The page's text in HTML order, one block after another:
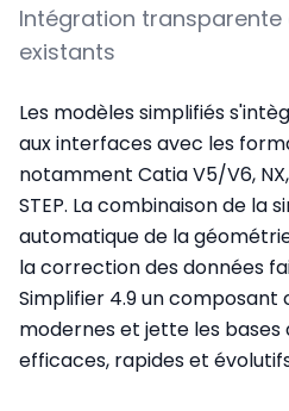
Intégration transparente
existants
Les modèles simplifiés
aux interfaces avec les
notamment Catia V5/V6,
STEP. La combinaison de la
automatique de la
la correction des données
Simplifier 4.9 un composant
modernes et jette les bases
efficaces, rapides et